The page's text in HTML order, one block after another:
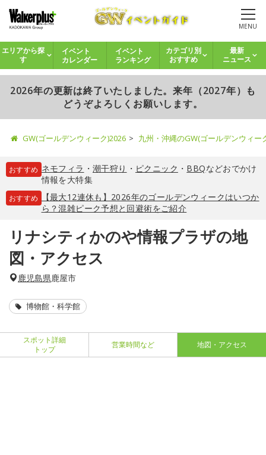
MENU
エリアから探
す
イベント
カレンダー
イベント
ランキング
カテゴリ別
おすすめ
最新
ニュース
2026年の更新は終了いたしました。来年（2027年）も
どうぞよろしくお願いします。
GW(ゴールデンウィーク)2026 九州・沖縄のGW(ゴールデンウィ
おすすめ ネモフィラ ・ 潮干狩り ・ ピクニック ・ BBQなどおでかけ
情報を大特集
おすすめ
【最大12連休も】2026年のゴールデンウィークはいつか
ら？混雑ピーク予想と回避術をご紹介
リナシティかのや情報プラザの地
図・アクセス
鹿児島県鹿屋市
博物館・科学館
スポット詳細
トップ
営業時間など 地図・アクセス